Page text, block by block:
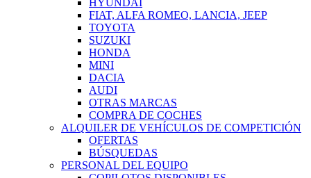
HYUNDAI
FIAT, ALFA ROMEO, LANCIA, JEEP
TOYOTA
SUZUKI
HONDA
MINI
DACIA
AUDI
OTRAS MARCAS
COMPRA DE COCHES
ALQUILER DE VEHÍCULOS DE COMPETICIÓN
OFERTAS
BÚSQUEDAS
PERSONAL DEL EQUIPO